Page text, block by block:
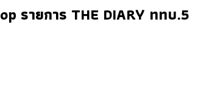
รายการ THE DIARY ททบ.5